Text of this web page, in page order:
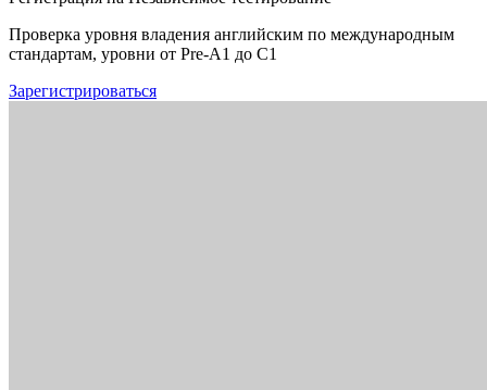
Проверка уровня владения английским по международным
стандартам, уровни от Pre-A1 до C1
Зарегистрироваться